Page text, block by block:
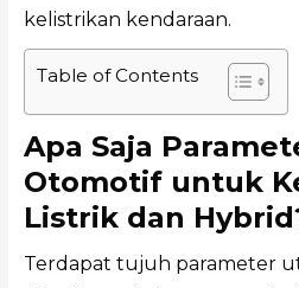
kelistrikan kendaraan.
Table of Contents
Apa Saja
Otomotif untuk
Listrik dan
Terdapat tujuh parameter